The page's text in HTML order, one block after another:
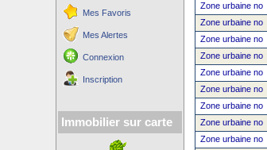
Mes Favoris
Mes Alertes
Connexion
Inscription
Immobilier sur carte
Zone urbaine no
Zone urbaine no
Zone urbaine no
Zone urbaine no
Zone urbaine no
Zone urbaine no
Zone urbaine no
Zone urbaine no
Zone urbaine no